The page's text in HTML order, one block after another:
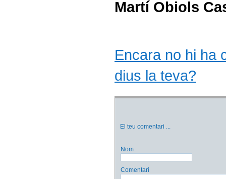
Martí Obiols
Encara no hi ha
dius la teva?
El teu comentari ...
Nom
Comentari